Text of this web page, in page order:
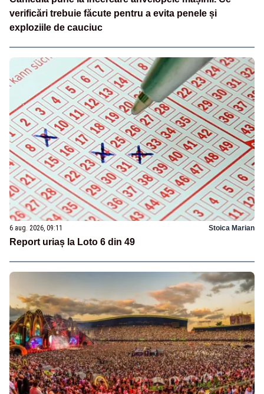
verificări trebuie făcute pentru a evita penele și
exploziile de cauciuc
6 aug. 2026, 09:11 Stoica Marian
Report uriaș la Loto 6 din 49